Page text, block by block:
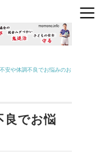
安や体調不良でお悩みのお
良でお悩